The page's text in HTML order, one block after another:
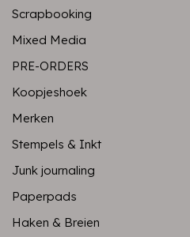
Scrapbooking
Mixed Media
PRE-ORDERS
Koopjeshoek
Merken
Stempels & Inkt
Junk journaling
Paperpads
Haken & Breien